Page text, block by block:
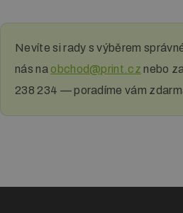
Nevíte si rady s výběrem
nás naobchod@print.cz nebo
238 234 — poradíme vám